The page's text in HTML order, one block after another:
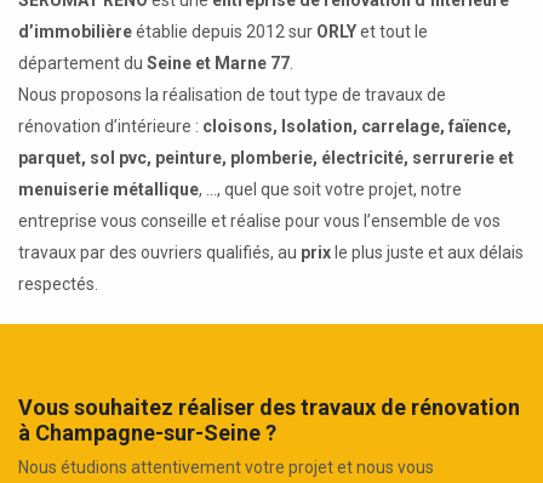
d’immobilièreétablie depuis 2012 sur ORLYet tout le
département du Seine et Marne 77
Nous proposons la réalisation de tout type de travaux de
rénovation d’intérieure : cloisons, Isolation, carrelage, faïence,
parquet, sol pvc, peinture, plomberie, électricité, serrurerie et
menuiserie métallique, ..., quel que soit votre projet, notre
entreprise vous conseille et réalise pour vous l’ensemble de vos
travaux par des ouvriers qualifiés, au prix le plus juste et aux délais
respectés.
Vous souhaitez réaliser des travaux de rénovation
à Champagne-sur-Seine ?
Nous étudions attentivement votre projet et nous vous